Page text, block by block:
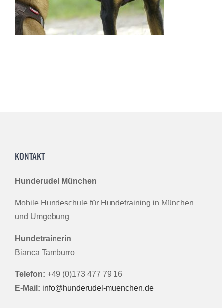
KONTAKT
Hunderudel München
Mobile Hundeschule für Hundetraining in München
und Umgebung
Hundetrainerin
Bianca Tamburro
Telefon: +49 (0)173 477 79 16
E-Mail: info@hunderudel-muenchen.de